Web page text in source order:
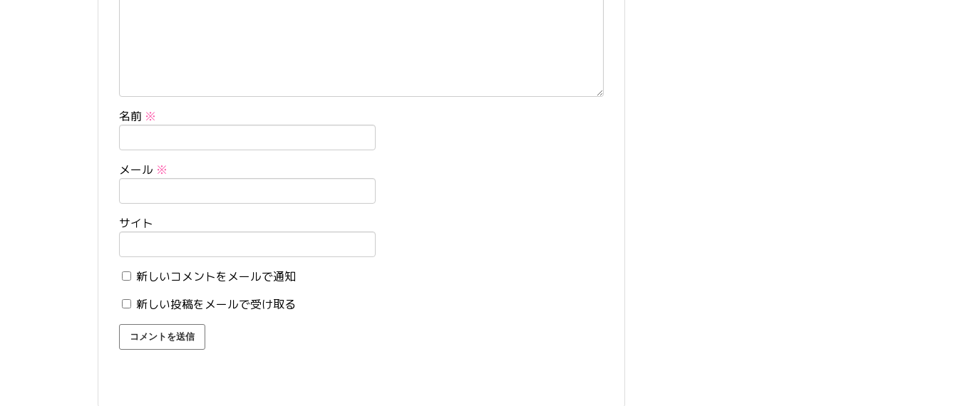
名前 ※
メール ※
サイト
新しいコメントをメールで通知
新しい投稿をメールで受け取る